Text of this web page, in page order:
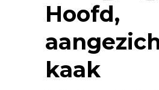
Hoofd,
kaak